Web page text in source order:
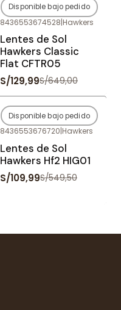
-80%OFF
Agotado
Disponible bajo pedido
8436553674528|Hawkers
Lentes de Sol
Hawkers Classic
Flat CFTR05
S/129,99S/649,00
-80%OFF
Agotado
Disponible bajo pedido
8436553676720|Hawkers
Lentes de Sol
Hawkers Hf2 HIG01
S/109,99S/549,50